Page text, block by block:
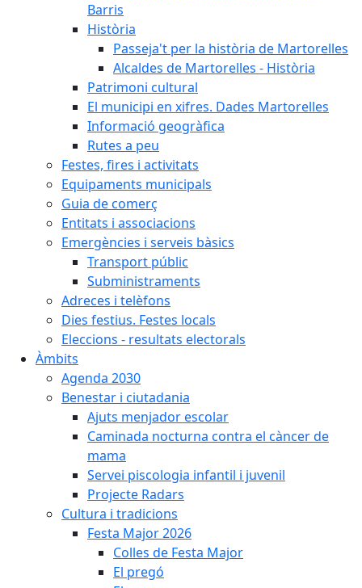
Barris
Història
Passeja't per la història de Martorelles
Alcaldes de Martorelles - Història
Patrimoni cultural
El municipi en xifres. Dades Martorelles
Informació geogràfica
Rutes a peu
Festes, fires i activitats
Equipaments municipals
Guia de comerç
Entitats i associacions
Emergències i serveis bàsics
Transport públic
Subministraments
Adreces i telèfons
Dies festius. Festes locals
Eleccions - resultats electorals
Àmbits
Agenda 2030
Benestar i ciutadania
Ajuts menjador escolar
Caminada nocturna contra el càncer de
mama
Servei piscologia infantil i juvenil
Projecte Radars
Cultura i tradicions
Festa Major 2026
Colles de Festa Major
El pregó